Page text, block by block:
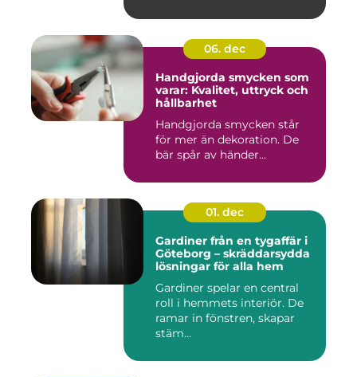
06. dec
Handgjorda smycken som
varar: Kvalitet, uttryck och
hållbarhet
Handgjorda smycken står
för mer än dekoration. De
bär spår av händer...
01. dec
Gardiner från en tygaffär i
Göteborg – skräddarsydda
lösningar för alla hem
Gardiner spelar en central
roll i hemmets interiör. De
ramar in fönstren, skapar
stäm...